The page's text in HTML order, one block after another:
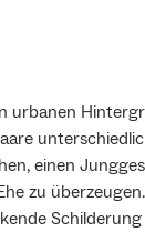
urbanen
einen
zu
Schilderung